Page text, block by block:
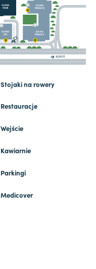
Stojaki na rowery
Restauracje
Wejście
Kawiarnie
Parkingi
Medicover